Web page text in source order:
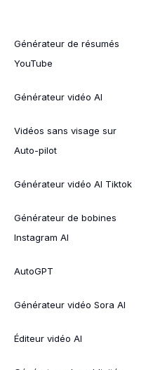
Générateur de résumés
YouTube
Générateur vidéo AI
Vidéos sans visage sur
Auto-pilot
Générateur vidéo AI Tiktok
Générateur de bobines
Instagram AI
AutoGPT
Générateur vidéo Sora AI
Éditeur vidéo AI